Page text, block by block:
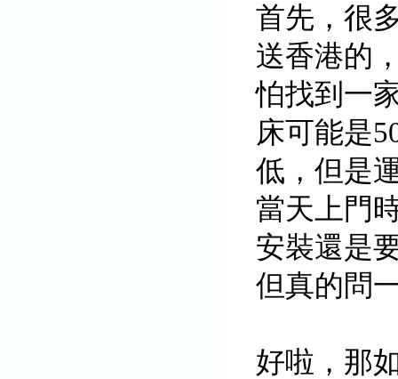
首先，很
送香港的
怕找到一
床可能是
低，但是
當天上門
安裝還是
但真的問
好啦，那